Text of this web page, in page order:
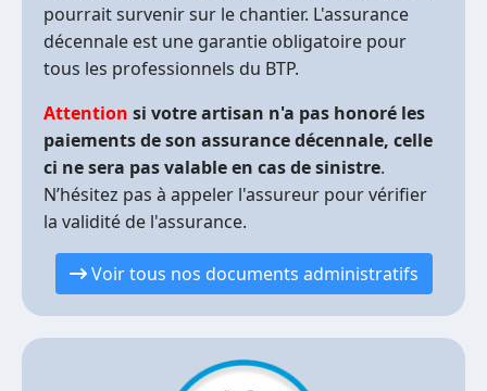
pourrait survenir sur le chantier. L'assurance
décennale est une garantie obligatoire pour
tous les professionnels du BTP.
Attention si votre artisan n'a pas honoré les
paiements de son assurance décennale, celle
ci ne sera pas valable en cas de sinistre.
N’hésitez pas à appeler l'assureur pour vérifier
la validité de l'assurance.
Voir tous nos documents administratifs